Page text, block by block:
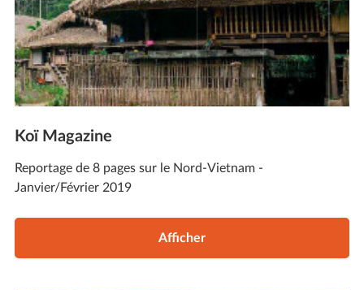
Koï Magazine
Reportage de 8 pages sur le Nord-Vietnam -
Janvier/Février 2019
Afficher